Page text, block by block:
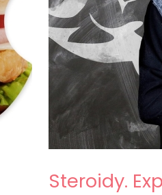
Steroidy.